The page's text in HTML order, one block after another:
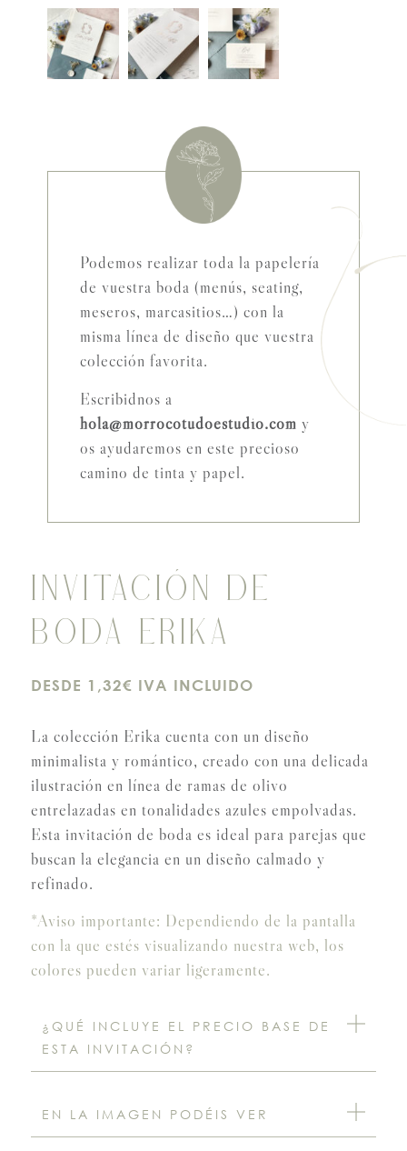
Podemos realizar toda la papelería
de vuestra boda (menús, seating,
meseros, marcasitios…) con la
misma línea de diseño que vuestra
colección favorita.
Escribidnos a
hola@morrocotudoestudio.com y
os ayudaremos en este precioso
camino de tinta y papel.
INVITACIÓN DE
BODA ERIKA
DESDE 1,32€ IVA INCLUIDO
La colección Erika cuenta con un diseño
minimalista y romántico, creado con una delicada
ilustración en línea de ramas de olivo
entrelazadas en tonalidades azules empolvadas.
Esta invitación de boda es ideal para parejas que
buscan la elegancia en un diseño calmado y
refinado.
*Aviso importante: Dependiendo de la pantalla
con la que estés visualizando nuestra web, los
colores pueden variar ligeramente.
¿QUÉ INCLUYE EL PRECIO BASE DE
ESTA INVITACIÓN?
EN LA IMAGEN PODÉIS VER